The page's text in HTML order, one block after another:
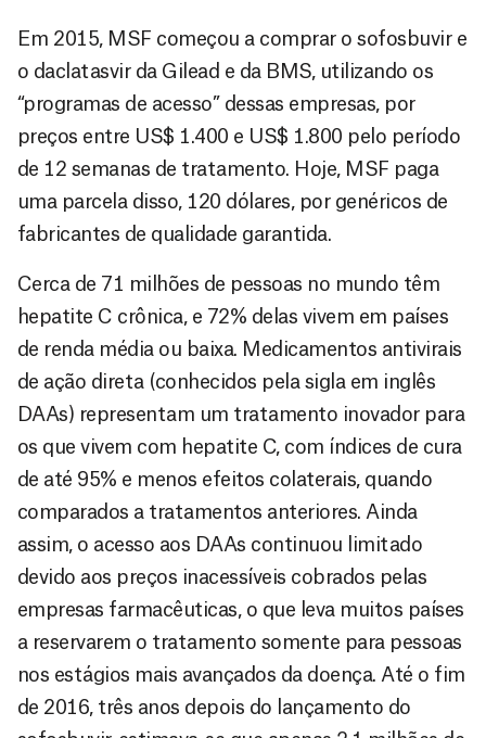
Em 2015, MSF começou a comprar o sofosbuvir e
o daclatasvir da Gilead e da BMS, utilizando os
“programas de acesso” dessas empresas, por
preços entre US$ 1.400 e US$ 1.800 pelo período
de 12 semanas de tratamento. Hoje, MSF paga
uma parcela disso, 120 dólares, por genéricos de
fabricantes de qualidade garantida.
Cerca de 71 milhões de pessoas no mundo têm
hepatite C crônica, e 72% delas vivem em países
de renda média ou baixa. Medicamentos antivirais
de ação direta (conhecidos pela sigla em inglês
DAAs) representam um tratamento inovador para
os que vivem com hepatite C, com índices de cura
de até 95% e menos efeitos colaterais, quando
comparados a tratamentos anteriores. Ainda
assim, o acesso aos DAAs continuou limitado
devido aos preços inacessíveis cobrados pelas
empresas farmacêuticas, o que leva muitos países
a reservarem o tratamento somente para pessoas
nos estágios mais avançados da doença. Até o fim
de 2016, três anos depois do lançamento do